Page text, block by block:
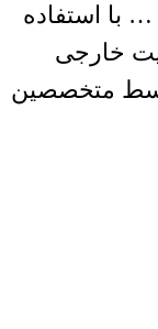
… با استفاده
خارجی
متخصصین